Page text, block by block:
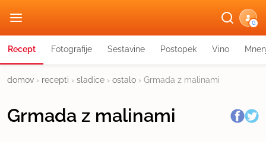
G
Recept Fotografije Sestavine Postopek Vino
domov › recepti › sladice › ostalo › Grmada z malinami
Grmada z malinami